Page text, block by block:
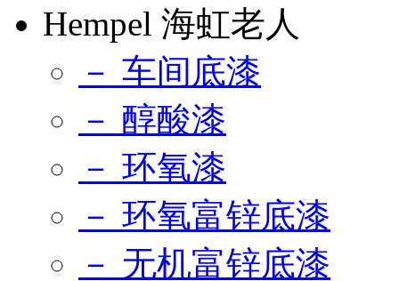
Hempel 海虹老人
－ 车间底漆
－ 醇酸漆
－ 环氧漆
－ 环氧富锌底漆
－ 无机富锌底漆